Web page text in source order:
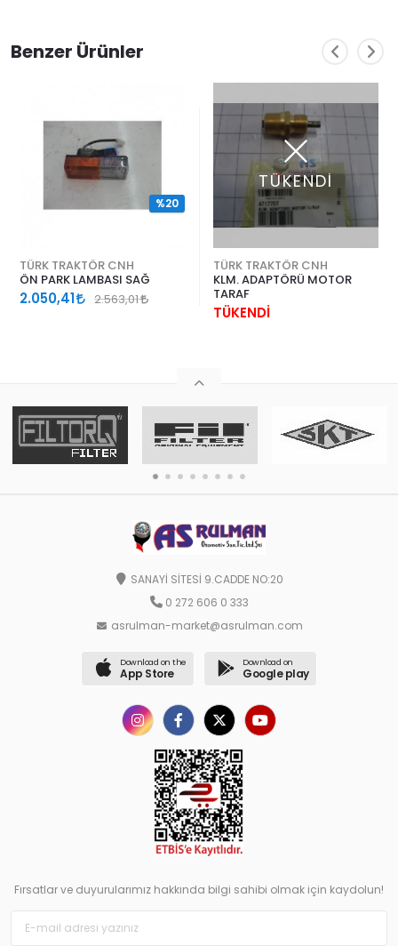
Benzer Ürünler
TÜRK TRAKTÖR CNH
ÖN PARK LAMBASI SAĞ
2.050,41 2.563,01
%20
TÜKENDİ
TÜRK TRAKTÖR CNH
KLM. ADAPTÖRÜ MOTOR
TARAF
TÜKENDİ
SANAYİ SİTESİ 9.CADDE NO:20
0 272 606 0 333
asrulman-market@asrulman.com
Download on the
App Store
Download on
Google play
Fırsatlar ve duyurularımız hakkında bilgi sahibi olmak için kaydolun!